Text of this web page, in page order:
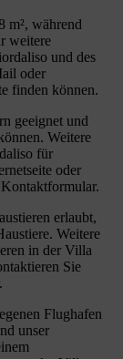
m², während
weitere
und des
oder
finden können.
geeignet und
Weitere
für
oder
erlaubt,
Weitere
in der Villa
Sie
Flughafen
unser